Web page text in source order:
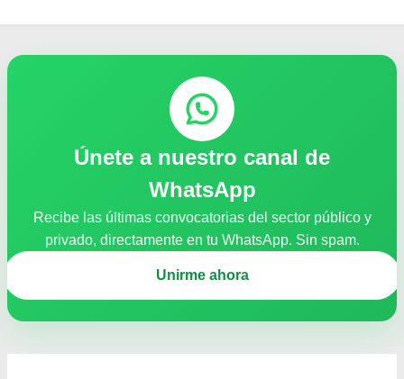
Únete a nuestro canal de
WhatsApp
Recibe las últimas convocatorias del sector público y
privado, directamente en tu WhatsApp. Sin spam.
Unirme ahora